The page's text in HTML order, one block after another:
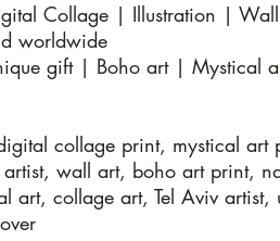
Collage | Illustration |
worldwide
gift | Boho art | Mystical
collage print, mystical art
wall art, boho art print,
art, collage art, Tel Aviv artist,